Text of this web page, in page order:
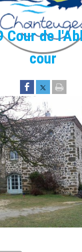
Cour de
cour